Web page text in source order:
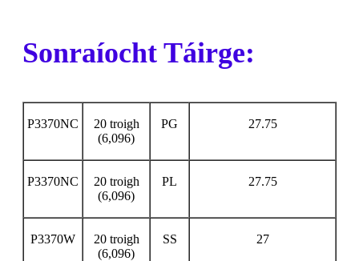
Sonraíocht Táirge:
P3370NC
20 troigh
(6,096)
PG 27.75
P3370NC
20 troigh
(6,096)
PL 27.75
P3370W
20 troigh
(6,096)
SS 27